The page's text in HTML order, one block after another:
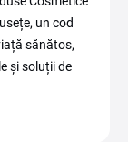
un cod
sănătos,
și soluții de